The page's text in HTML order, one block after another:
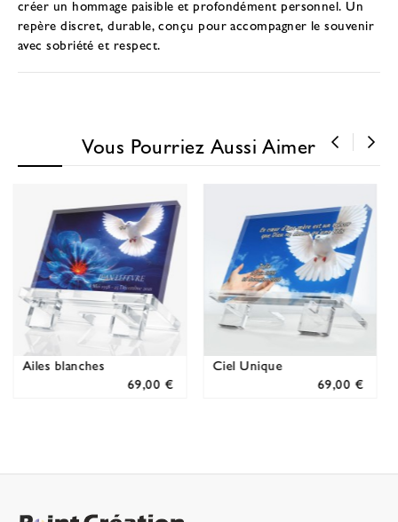
créer un hommage paisible et profondément personnel. Un
repère discret, durable, conçu pour accompagner le souvenir
avec sobriété et respect.
Vous Pourriez Aussi Aimer
Pensée Blanche
69,00 €
Tracé de Lumière
69,00 €